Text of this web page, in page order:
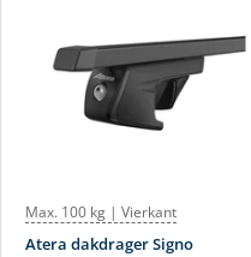
Max. 100 kg | Vierkant
Atera dakdrager Signo